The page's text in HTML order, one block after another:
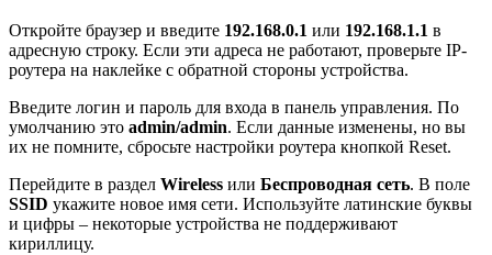
Откройте браузер и введите 192.168.0.1 или 192.168.1.1 в
адресную строку. Если эти адреса не работают, проверьте IP-
роутера на наклейке с обратной стороны устройства.
Введите логин и пароль для входа в панель управления. По
умолчанию это admin/admin. Если данные изменены, но вы
их не помните, сбросьте настройки роутера кнопкой Reset.
Перейдите в раздел Wireless или Беспроводная сеть. В поле
SSID укажите новое имя сети. Используйте латинские буквы
и цифры – некоторые устройства не поддерживают
кириллицу.